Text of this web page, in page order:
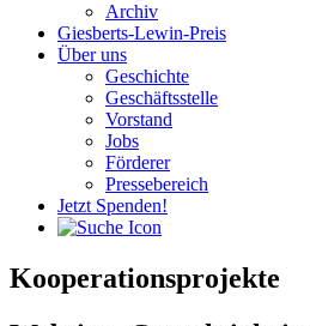
Archiv
Giesberts-Lewin-Preis
Über uns
Geschichte
Geschäftsstelle
Vorstand
Jobs
Förderer
Pressebereich
Jetzt Spenden!
Kooperationsprojekte